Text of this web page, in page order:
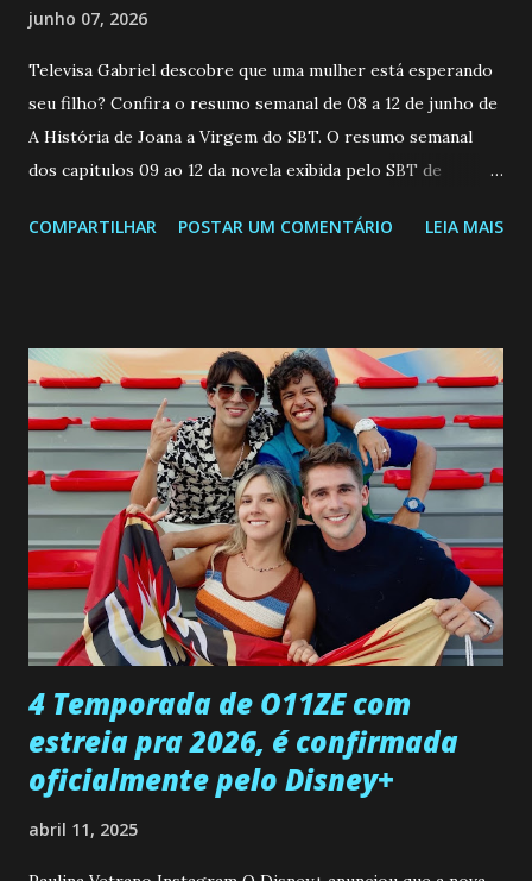
junho 07, 2026
Televisa Gabriel descobre que uma mulher está esperando
seu filho? Confira o resumo semanal de 08 a 12 de junho de
A História de Joana a Virgem do SBT. O resumo semanal
dos capitulos 09 ao 12 da novela exibida pelo SBT de
a Programação Semanal do SBT de 08/06/26 a 14/06/26
confessa a Gabriel que ele demonstrou ser o tipo de
pessoa que ela tanto desejou durante toda a vida. Camila
entra no quarto de Gabriel e imagina como seria o
encontro deles, quando conseguir seduzi-lo. Manuel avisa a
Paula sobre a suposta infidelidade de Gabriel com Joana.
Rogerio consegue se livrar de todas as suspeitas pelo
desaparecimento de Francisco, apontando que ele poderia
ter sido vítima da fúria de Gabriel. Artur informa a Gabriel
que a clínica inseminou por engano outra paciente, que está
...
COMPARTILHAR POSTAR UM COMENTÁRIO LEIA MAIS
4 Temporada de O11ZE com
estreia pra 2026, é confirmada
oficialmente pelo Disney+
abril 11, 2025